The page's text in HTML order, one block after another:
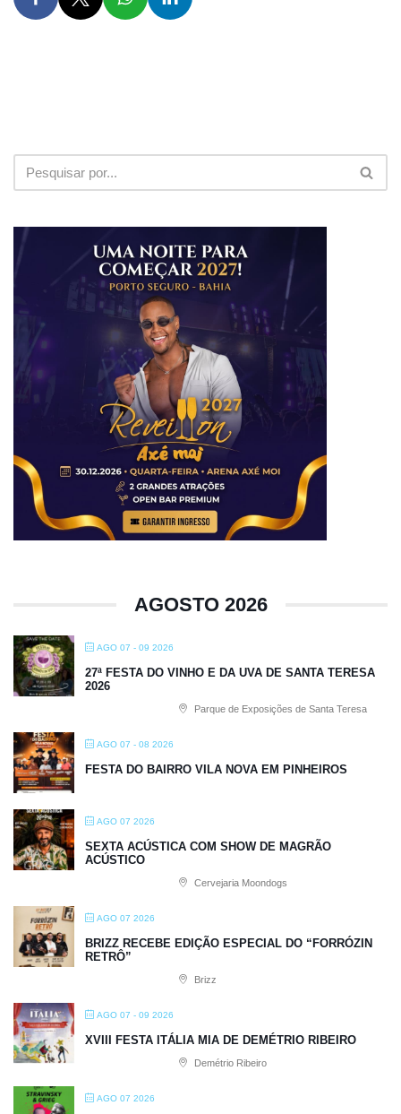
AGOSTO 2026
AGO 07 - 09 2026
27ª FESTA DO VINHO E DA UVA DE SANTA TERESA
2026
Parque de Exposições de Santa Teresa
AGO 07 - 08 2026
FESTA DO BAIRRO VILA NOVA EM PINHEIROS
AGO 07 2026
SEXTA ACÚSTICA COM SHOW DE MAGRÃO
ACÚSTICO
Cervejaria Moondogs
AGO 07 2026
BRIZZ RECEBE EDIÇÃO ESPECIAL DO “FORRÓZIN
RETRÔ”
Brizz
AGO 07 - 09 2026
XVIII FESTA ITÁLIA MIA DE DEMÉTRIO RIBEIRO
Demétrio Ribeiro
AGO 07 2026